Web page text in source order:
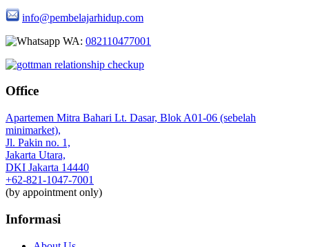
info@pembelajarhidup.com
WA: 082110477001
Office
Apartemen Mitra Bahari Lt. Dasar, Blok A01-06 (sebelah
minimarket),
Jl. Pakin no. 1,
Jakarta Utara,
DKI Jakarta 14440
+62-821-1047-7001
(by appointment only)
Informasi